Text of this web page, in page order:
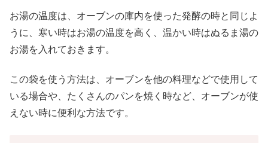
お湯の温度は、オーブンの庫内を使った発酵の時と同じよ
うに、寒い時はお湯の温度を高く、温かい時はぬるま湯の
お湯を入れておきます。
この袋を使う方法は、オーブンを他の料理などで使用して
いる場合や、たくさんのパンを焼く時など、オーブンが使
えない時に便利な方法です。